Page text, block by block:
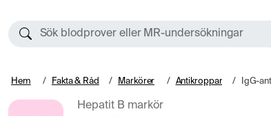
Sök blodprover eller MR-undersökningar
Hem Fakta & Råd Markörer Antikroppar IgG-
Hepatit B markör